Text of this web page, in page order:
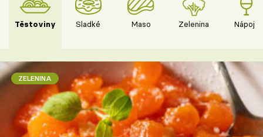
Těstoviny Sladké Maso Zelenina Nápoje
ZELENINA